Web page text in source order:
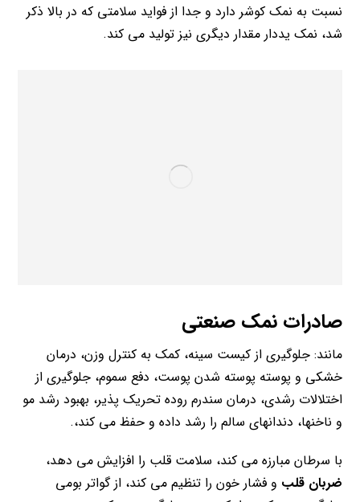
نسبت به نمک کوشر دارد و جدا از فواید سلامتی که در بالا ذکر
شد، نمک یددار مقدار دیگری نیز تولید می کند.
صادرات نمک صنعتی
مانند: جلوگیری از کیست سینه، کمک به کنترل وزن، درمان
خشکی و پوسته پوسته شدن پوست، دفع سموم، جلوگیری از
اختلالات رشدی، درمان سندرم روده تحریک پذیر، بهبود رشد مو
و ناخنها، دندانهای سالم را رشد داده و حفظ می کند،.
با سرطان مبارزه می کند، سلامت قلب را افزایش می دهد،
ضربان قلب و فشار خون را تنظیم می کند، از گواتر بومی